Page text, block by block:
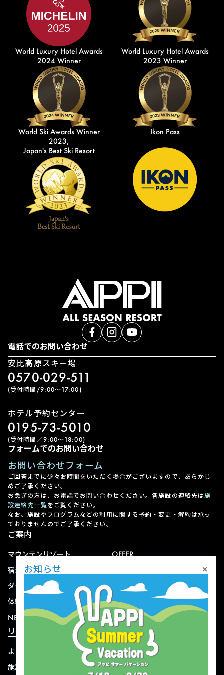
World Luxury Hotel Awards
2024 Winner
World Luxury Hotel Awards
2023 Winner
World Ski Awards Winner
2023,
Japan's Best Ski Resort
Ikon Pass
電話でのお問い合わせ
安比高原スキー場
0570-029-511
(受付時間/9:00〜17:00)
ホテル予約センター
0195-73-5010
(受付時間／9:00〜18:00)
フォームでのお問い合わせ
お問い合わせフォーム
ご回答までに少々お時間をいただく場合がございますので、あらかじ
めご了承ください。
お急ぎの方は、お電話でお問い合わせください。各施設の連絡先は施
設連絡先一覧をご覧ください。
なお、施設やプログラムなどの利用に関する予約・変更・解約は承っ
ておりませんのでご了承ください。
ご案内
マウンテンリゾート
宿泊
ダイニング
体験
NEWS
OFFER
ショップ
リゾート情報
よくある質問
施設連絡先一覧
関連施設
資料ダウンロード
お知らせ ×